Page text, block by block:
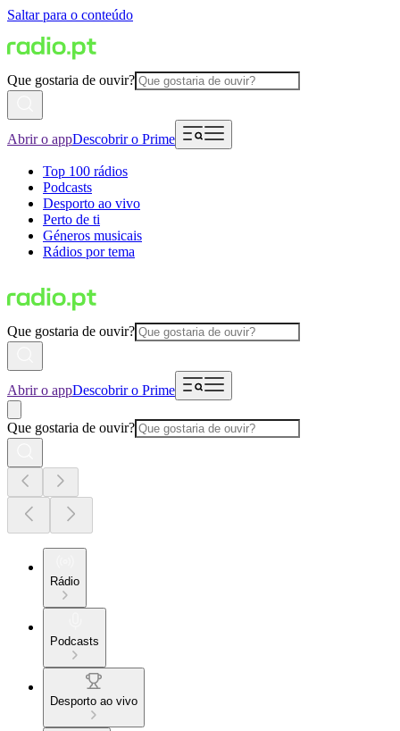
Saltar para o conteúdo
Que gostaria de ouvir?
Abrir o appDescobrir o Prime
Top 100 rádios
Podcasts
Desporto ao vivo
Perto de ti
Géneros musicais
Rádios por tema
Que gostaria de ouvir?
Abrir o appDescobrir o Prime
Que gostaria de ouvir?
Rádio
Podcasts
Desporto ao vivo